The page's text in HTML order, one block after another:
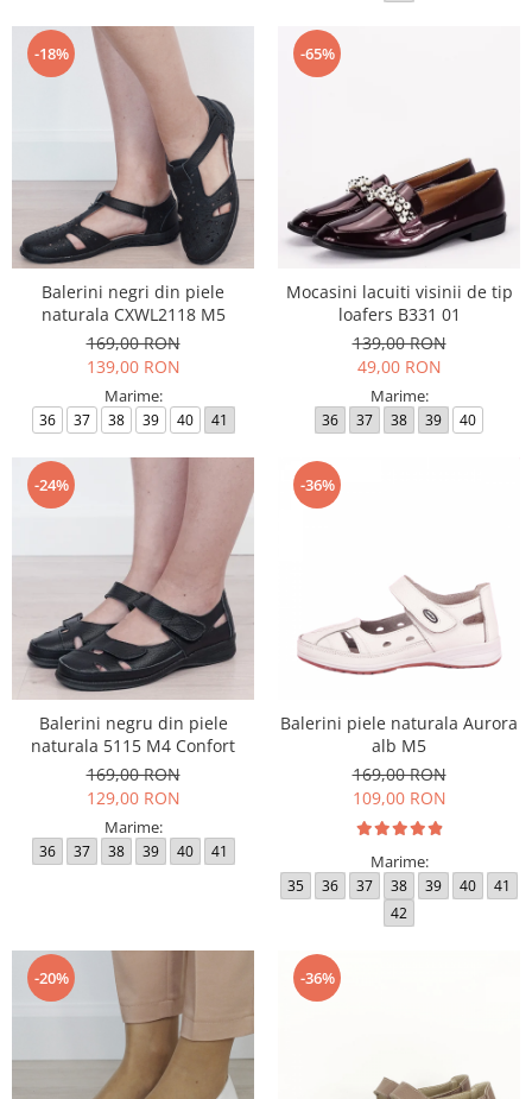
-18%
Balerini negri din piele
naturala CXWL2118 M5
169,00 RON
139,00 RON
Marime:
36 37 38 39 40 41
-65%
Mocasini lacuiti visinii de tip
loafers B331 01
139,00 RON
49,00 RON
Marime:
36 37 38 39 40
-24%
Balerini negru din piele
naturala 5115 M4 Confort
169,00 RON
129,00 RON
Marime:
36 37 38 39 40 41
-36%
Balerini piele naturala Aurora
alb M5
169,00 RON
109,00 RON
Marime:
35 36 37 38 39 40
41
42
-20% -36%